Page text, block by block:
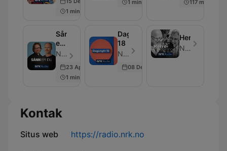
1 min
1 min
117 min
Sånn
er
duNRK - Episode 5
23 Apr 2024
1 min
Dagsnytt
18
NRK - Episode 3
08 Dec 2025
NRK
Kontak
Situs web https://radio.nrk.no